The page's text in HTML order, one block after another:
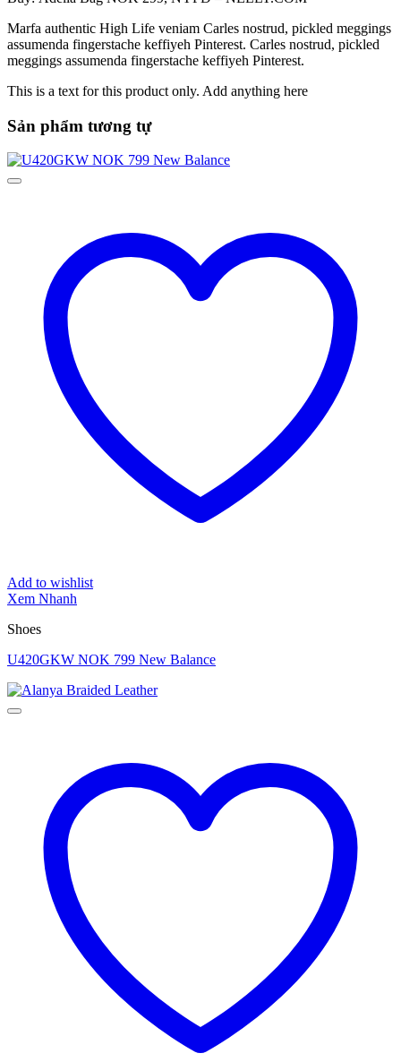
Marfa authentic High Life veniam Carles nostrud, pickled meggings
assumenda fingerstache keffiyeh Pinterest. Carles nostrud, pickled
meggings assumenda fingerstache keffiyeh Pinterest.
This is a text for this product only. Add anything here
Sản phẩm tương tự
Add to wishlist
Xem Nhanh
Shoes
U420GKW NOK 799 New Balance